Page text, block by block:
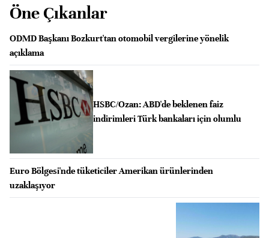
Öne Çıkanlar
ODMD Başkanı Bozkurt'tan otomobil vergilerine yönelik
açıklama
HSBC/Ozan: ABD'de beklenen faiz
indirimleri Türk bankaları için olumlu
Euro Bölgesi'nde tüketiciler Amerikan ürünlerinden
uzaklaşıyor